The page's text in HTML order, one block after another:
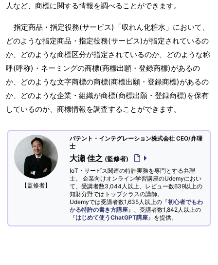
人など、商標に関する情報を調べることができます。
指定商品・指定役務(サービス)「収れん化粧水」において、
どのような指定商品・指定役務(サービス)が指定されているの
か、どのような商標区分が指定されているのか、どのような称
呼(呼称)・ネーミングの商標(商標出願・登録商標)があるの
か、どのような文字商標の商標(商標出願・登録商標)があるの
か、どのような企業・組織が商標(商標出願・登録商標)を保有
しているのか、商標情報を調査することができます。
【監修者】
パテント・インテグレーション株式会社 CEO/弁理
士
大瀬 佳之 (監修者)
IoT・サービス関連の特許実務を専門とする弁理
士。 企業向けオンライン学習講座のUdemyにおい
て、受講者数3,044人以上、レビュー数639以上の
知財分野ではトップクラスの講師。
Udemyでは受講者数1,635人以上の『初心者でもわ
かる特許の書き方講座 』、受講者数1,842人以上の
『はじめて使うChatGPT講座 』を提供。